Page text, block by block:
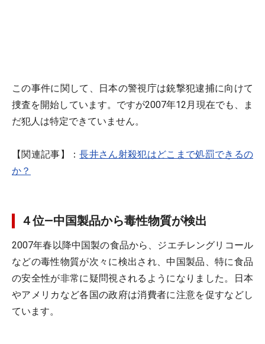
この事件に関して、日本の警視庁は銃撃犯逮捕に向けて
捜査を開始しています。ですが2007年12月現在でも、ま
だ犯人は特定できていません。
【関連記事】：長井さん射殺犯はどこまで処罰できるの
か？
４位―中国製品から毒性物質が検出
2007年春以降中国製の食品から、ジエチレングリコール
などの毒性物質が次々に検出され、中国製品、特に食品
の安全性が非常に疑問視されるようになりました。日本
やアメリカなど各国の政府は消費者に注意を促すなどし
ています。